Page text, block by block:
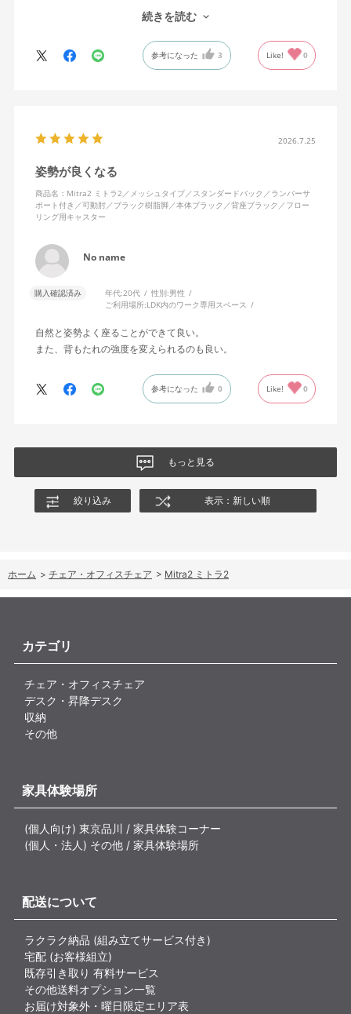
で、ストレスを感じません。
背中はメッシュ素材でハリがあり、沈み込みすぎないところが気
に入っています。色も画像通りのアッシュブルーで、部屋の差し
色になっています。
キャスターはフローリング用を選びました。とにかく動きが滑ら
思います。良い商品に巡り会えてとても嬉しいです。
続きを読む
参考になった 3 Like! 0
2026.7.25
姿勢が良くなる
商品名：Mitra2 ミトラ2／メッシュタイプ／スタンダードバック／ランバーサ
ポート付き／可動肘／ブラック樹脂脚／本体ブラック／背座ブラック／フロー
リング用キャスター
No name
購入確認済み 年代:20代 性別:男性
ご利用場所:LDK内のワーク専用スペース
自然と姿勢よく座ることができて良い。
また、背もたれの強度を変えられるのも良い。
参考になった 0 Like! 0
もっと見る
絞り込み 表示：新しい順
ホーム > チェア・オフィスチェア > Mitra2 ミトラ2
カテゴリ
チェア・オフィスチェア
デスク・昇降デスク
収納
その他
家具体験場所
(個人向け) 東京品川 / 家具体験コーナー
(個人・法人) その他 / 家具体験場所
配送について
ラクラク納品 (組み立てサービス付き)
宅配 (お客様組立)
既存引き取り 有料サービス
その他送料オプション一覧
お届け対象外・曜日限定エリア表